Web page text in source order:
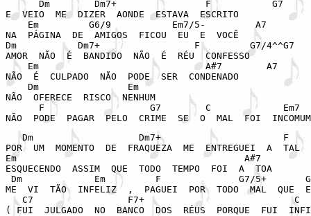
      Dm        Dm7+                F           G7
E  VEIO  ME  DIZER  AONDE  ESTAVA  ESCRITO
    Em         G6/9           Em7/5-         A7
NA  PÁGINA  DE  AMIGOS  FICOU  EU  E  VOCÊ
Dm           Dm7+                 F         G7/4^^G7
AMOR  NÃO  É  BANDIDO  NÃO  É  RÉU  CONFESSO
    Em                              A#7        A7
NÃO  É  CULPADO  NÃO  PODE  SER  CONDENADO
    Dm                Em
NÃO  OFERECE  RISCO  NENHUM
F                   G7        C             Em7
Dm                   Dm7+                      F
POR  UM  MOMENTO  DE  FRAQUEZA  ME  ENTREGUEI  A  TAL
Em                                         A#7
ESQUECENDO  ASSIM  QUE  TODO  TEMPO  FOI  A  TOA
Dm             Em         F              G7/5+
ME  VI  TÃO  INFELIZ  ,  PAGUEI  POR  TODO  MAL  QUE
   C7                 F7+                           C
( FUI  JULGADO  NO  BANCO  DOS  RÉUS  PORQUE  FUI